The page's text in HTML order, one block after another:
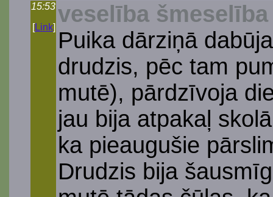
15:53
[Link]
veselība šmeselība
Puika dārziņā
drudzis, pēc tam
mutē), pārdzīvoja
jau bija atpakaļ
ka pieaugušie
Drudzis bija